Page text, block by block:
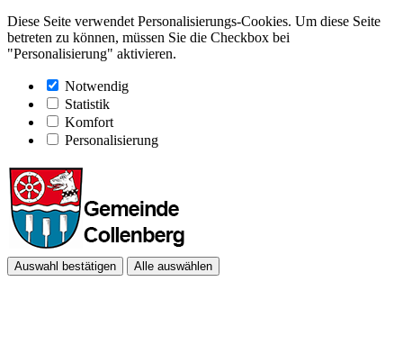
Diese Seite verwendet Personalisierungs-Cookies. Um diese Seite
betreten zu können, müssen Sie die Checkbox bei
"Personalisierung" aktivieren.
Notwendig
Statistik
Komfort
Personalisierung
Auswahl bestätigen Alle auswählen